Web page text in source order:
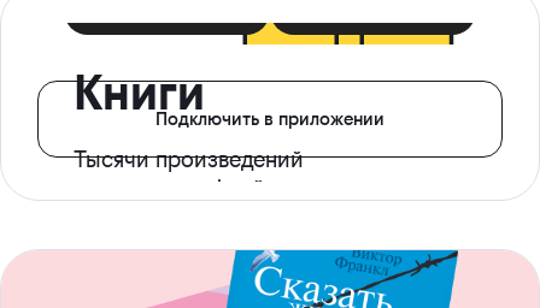
Книги
Тысячи произведений
с доступом офлайн
Подключить в приложении